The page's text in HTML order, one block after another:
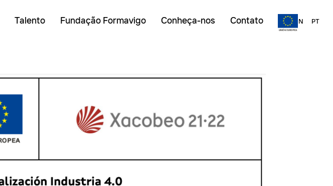
Talento Fundação Formavigo Conheça-nos Contato ES EN PT